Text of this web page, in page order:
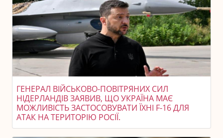
ГЕНЕРАЛ ВІЙСЬКОВО-ПОВІТРЯНИХ СИЛ
НІДЕРЛАНДІВ ЗАЯВИВ, ЩО УКРАЇНА МАЄ
МОЖЛИВІСТЬ ЗАСТОСОВУВАТИ ЇХНІ F-16 ДЛЯ
АТАК НА ТЕРИТОРІЮ РОСІЇ.